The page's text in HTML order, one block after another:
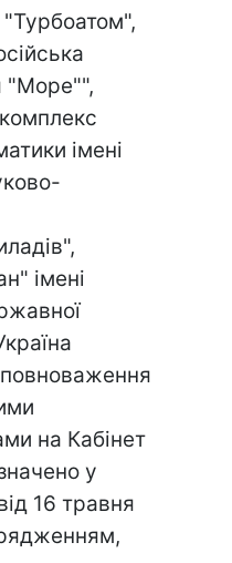
"Море"",
імені
імені
на Кабінет
у
16 травня